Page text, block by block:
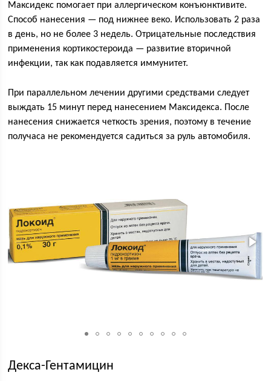
Максидекс помогает при аллергическом конъюнктивите.
Способ нанесения — под нижнее веко. Использовать 2 раза
в день, но не более 3 недель. Отрицательные последствия
применения кортикостероида — развитие вторичной
инфекции, так как подавляется иммунитет.
При параллельном лечении другими средствами следует
выждать 15 минут перед нанесением Максидекса. После
нанесения снижается четкость зрения, поэтому в течение
получаса не рекомендуется садиться за руль автомобиля.
Декса-Гентамицин